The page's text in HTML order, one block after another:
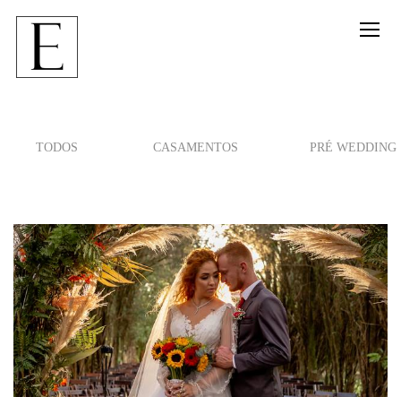
TODOS CASAMENTOS PRÉ WEDDING